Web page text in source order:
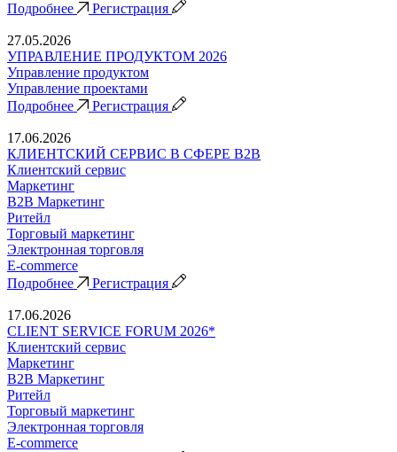
Подробнее
Регистрация
27.05.2026
УПРАВЛЕНИЕ ПРОДУКТОМ 2026
Управление продуктом
Управление проектами
Подробнее
Регистрация
17.06.2026
КЛИЕНТСКИЙ СЕРВИС В СФЕРЕ B2B
Клиентский сервис
Маркетинг
B2B Маркетинг
Ритейл
Торговый маркетинг
Электронная торговля
E-commerce
Подробнее
Регистрация
17.06.2026
CLIENT SERVICE FORUM 2026*
Клиентский сервис
Маркетинг
B2B Маркетинг
Ритейл
Торговый маркетинг
Электронная торговля
E-commerce